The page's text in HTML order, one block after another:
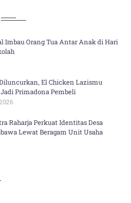
Imbau Orang Tua Antar Anak di Hari
El Chicken Lazismu
Primadona Pembeli
Raharja Perkuat Identitas Desa
Lewat Beragam Unit Usaha